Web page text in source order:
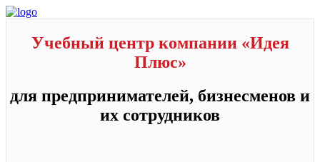
Учебный центр компании «Идея
Плюс»
для предпринимателей, бизнесменов и
их сотрудников